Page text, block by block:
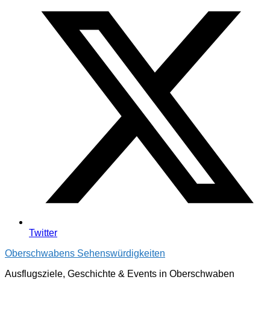
Twitter
Oberschwabens Sehenswürdigkeiten
Ausflugsziele, Geschichte & Events in Oberschwaben